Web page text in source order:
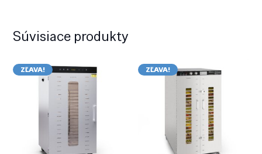
Súvisiace produkty
ZĽAVA! ZĽAVA!